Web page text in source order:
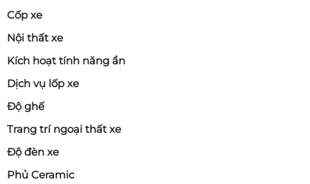
Cốp xe
Nội thất xe
Kích hoạt tính năng ẩn
Dịch vụ lốp xe
Độ ghế
Trang trí ngoại thất xe
Độ đèn xe
Phủ Ceramic